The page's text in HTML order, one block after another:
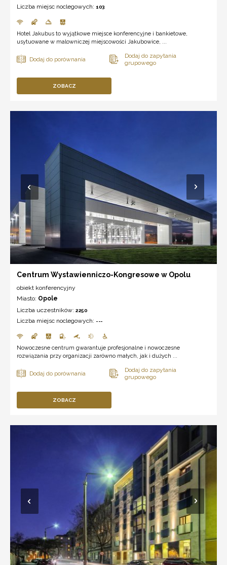
Liczba miejsc noclegowych: 103
Hotel Jakubus to wyjątkowe miejsce konferencyjne i bankietowe,
usytuowane w malowniczej miejscowości Jakubowice, ...
ZOBACZ
Centrum Wystawienniczo-Kongresowe w Opolu
obiekt konferencyjny
Miasto: Opole
Liczba uczestników: 2250
Liczba miejsc noclegowych: ---
Nowoczesne centrum gwarantuje profesjonalne i nowoczesne
rozwiązania przy organizacji zarówno małych, jak i dużych ...
ZOBACZ